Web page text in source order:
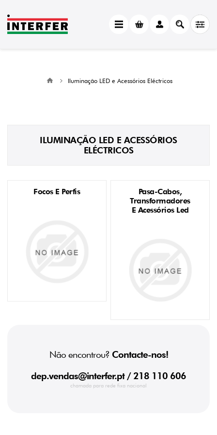
Iluminação LED e Acessórios Eléctricos
ILUMINAÇÃO LED E ACESSÓRIOS
ELÉCTRICOS
Focos E Perfis
Pasa-Cabos,
Transformadores
E Acessórios Led
Não encontrou? Contacte-nos!
dep.vendas@interfer.pt/ 218 110 606
chamada para rede fixa nacional